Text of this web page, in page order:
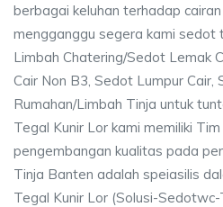
berbagai keluhan terhadap
mengganggu segera kami
Limbah Chatering/Sedot Lemak
Cair Non B3, Sedot Lumpur Cair,
Rumahan/Limbah Tinja untuk
Tegal Kunir Lor kami memiliki
pengembangan kualitas pada
Tinja Banten adalah speiasilis
Tegal Kunir Lor (Solusi-